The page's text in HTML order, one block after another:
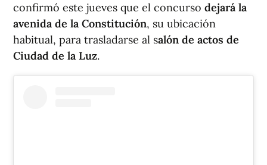
confirmó este jueves que el concurso dejará la
avenida de la Constitución, su ubicación
habitual, para trasladarse al salón de actos de
Ciudad de la Luz.